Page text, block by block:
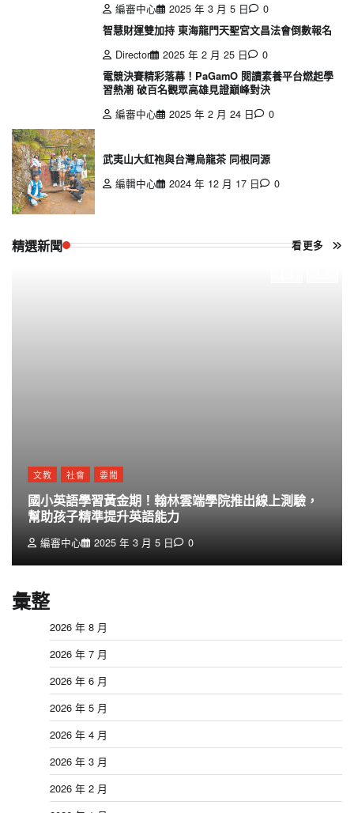
編審中心
2025 年 3 月 5 日
0
智慧財運雙加持 東海龍門天聖宮文昌法會倒數報名
Director
2025 年 2 月 25 日
0
電競決賽精彩落幕！PaGamO 閱讀素養平台燃起學
習熱潮 破百名觀眾高雄見證巔峰對決
編審中心
2025 年 2 月 24 日 0
武夷山大紅袍與台灣烏龍茶 同根同源
編輯中心
2024 年 12 月 17 日 0
精選新聞 看更多
文教 社會 要聞
國小英語學習黃金期！翰林雲端學院推出線上測驗，
幫助孩子精準提升英語能力
編審中心 2025 年 3 月 5 日 0
彙整
2026 年 8 月
2026 年 7 月
2026 年 6 月
2026 年 5 月
2026 年 4 月
2026 年 3 月
2026 年 2 月